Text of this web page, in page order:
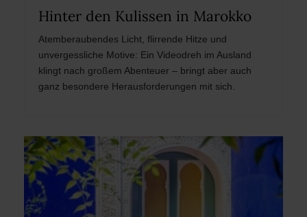
Hinter den Kulissen in Marokko
Atemberaubendes Licht, flirrende Hitze und
unvergessliche Motive: Ein Videodreh im Ausland
klingt nach großem Abenteuer – bringt aber auch
ganz besondere Herausforderungen mit sich.